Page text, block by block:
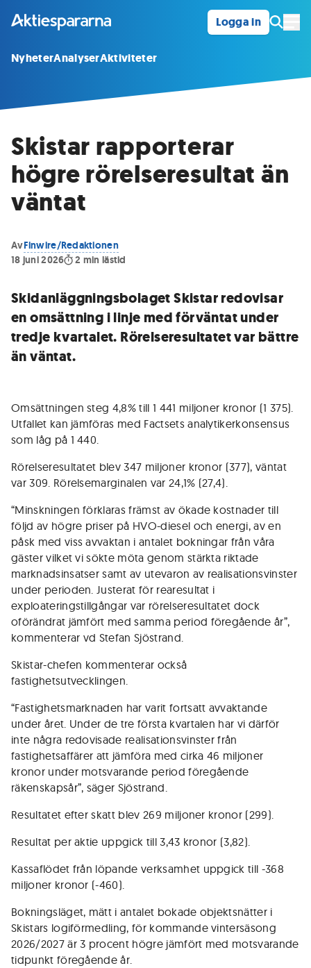
Logga in
NyheterAnalyserAktiviteter
Skistar rapporterar
högre rörelseresultat än
väntat
AvFinwire/Redaktionen
18 juni 2026
2 min lästid
Skidanläggningsbolaget Skistar redovisar
en omsättning i linje med förväntat under
tredje kvartalet. Rörelseresultatet var bättre
än väntat.
Omsättningen steg 4,8% till 1 441 miljoner kronor (1 375).
Utfallet kan jämföras med Factsets analytikerkonsensus
som låg på 1 440.
Rörelseresultatet blev 347 miljoner kronor (377), väntat
var 309. Rörelsemarginalen var 24,1% (27,4).
“Minskningen förklaras främst av ökade kostnader till
följd av högre priser på HVO-diesel och energi, av en
påsk med viss avvaktan i antalet bokningar från våra
gäster vilket vi sökte möta genom stärkta riktade
marknadsinsatser samt av utevaron av realisationsvinster
under perioden. Justerat för rearesultat i
exploateringstillgångar var rörelseresultatet dock
oförändrat jämfört med samma period föregående år”,
kommenterar vd Stefan Sjöstrand.
Skistar-chefen kommenterar också
fastighetsutvecklingen.
“Fastighetsmarknaden har varit fortsatt avvaktande
under året. Under de tre första kvartalen har vi därför
inte några redovisade realisationsvinster från
fastighetsaffärer att jämföra med cirka 46 miljoner
kronor under motsvarande period föregående
räkenskapsår”, säger Sjöstrand.
Resultatet efter skatt blev 269 miljoner kronor (299).
Resultat per aktie uppgick till 3,43 kronor (3,82).
Kassaflödet från löpande verksamhet uppgick till -368
miljoner kronor (-460).
Bokningsläget, mätt i antalet bokade objektsnätter i
Skistars logiförmedling, för kommande vintersäsong
2026/2027 är 3 procent högre jämfört med motsvarande
tidpunkt föregående år.